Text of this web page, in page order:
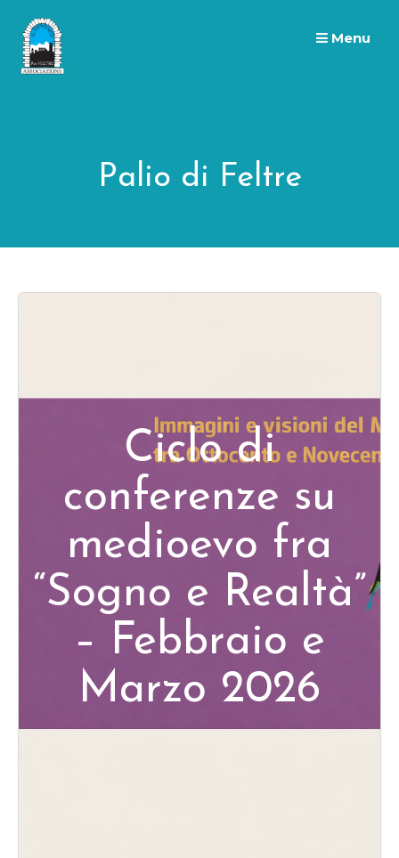
content
Menu
Palio di Feltre
Ciclo di
conferenze su
medioevo fra
“Sogno e Realtà”
– Febbraio e
Marzo 2026